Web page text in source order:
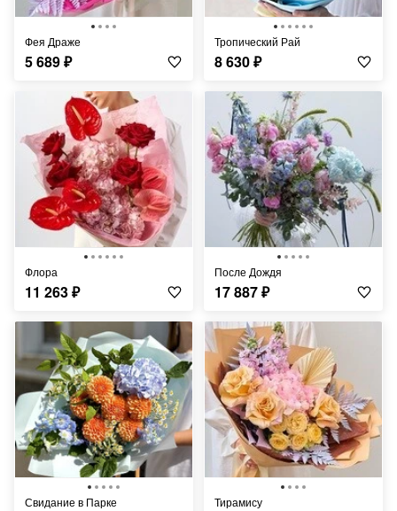
Фея Драже
5 689₽
Тропический Рай
8 630₽
Флора
11 263₽
После Дождя
17 887₽
Свидание в Парке Тирамису